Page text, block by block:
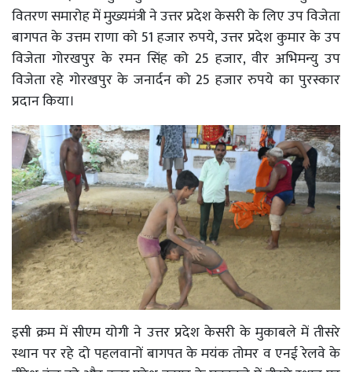
वितरण समारोह में मुख्यमंत्री ने उत्तर प्रदेश केसरी के लिए उप विजेता
बागपत के उत्तम राणा को 51 हजार रुपये, उत्तर प्रदेश कुमार के उप
विजेता गोरखपुर के रमन सिंह को 25 हजार, वीर अभिमन्यु उप
विजेता रहे गोरखपुर के जनार्दन को 25 हजार रुपये का पुरस्कार
प्रदान किया।
इसी क्रम में सीएम योगी ने उत्तर प्रदेश केसरी के मुकाबले में तीसरे
स्थान पर रहे दो पहलवानों बागपत के मयंक तोमर व एनई रेलवे के